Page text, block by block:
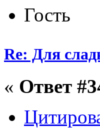
Гость
Re: Для
« Ответ